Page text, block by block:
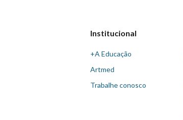
Institucional
+A Educação
Artmed
Trabalhe conosco